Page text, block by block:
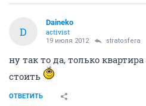
D
Daineko
activist
19 июля 2012 stratosfera
ну так то да, только
стоить
ОТВЕТИТЬ